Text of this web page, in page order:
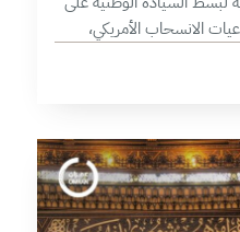
الانسحاب الأمريكي،
مخاض انصهار “قسد”
في البادية.…